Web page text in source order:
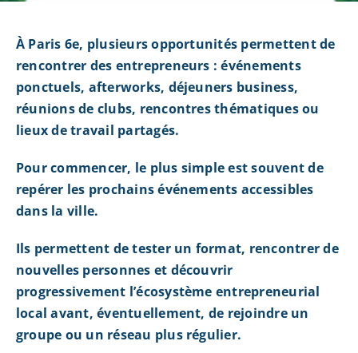
À Paris 6e, plusieurs opportunités permettent de
rencontrer des entrepreneurs : événements
ponctuels, afterworks, déjeuners business,
réunions de clubs, rencontres thématiques ou
lieux de travail partagés.
Pour commencer, le plus simple est souvent de
repérer les prochains événements accessibles
dans la ville.
Ils permettent de tester un format, rencontrer de
nouvelles personnes et découvrir
progressivement l’écosystème entrepreneurial
local avant, éventuellement, de rejoindre un
groupe ou un réseau plus régulier.